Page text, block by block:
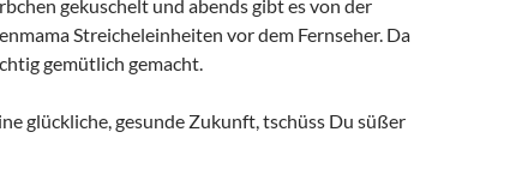
gekuschelt und abends gibt es von der
Streicheleinheiten vor dem Fernseher. Da
gemütlich gemacht.
glückliche, gesunde Zukunft, tschüss Du süßer